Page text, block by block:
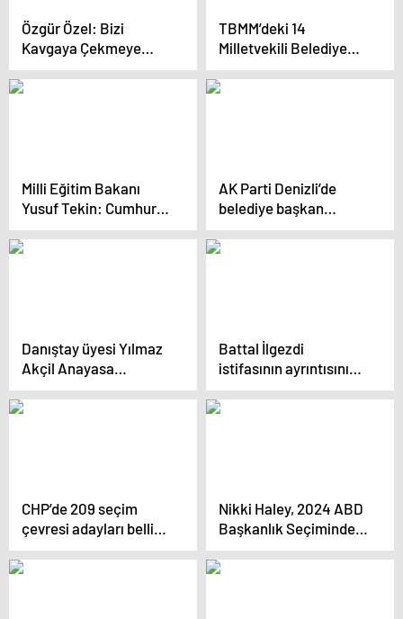
Özgür Özel: Bizi
Kavgaya Çekmeye
Çalışıyor, Erdoğan’ın
Düzeyine İnmemeye
TBMM’deki 14
Milletvekili Belediye
Başkan Adayı
Gösterildi
Milli Eğitim Bakanı
Yusuf Tekin: Cumhur
İttifakı Türkiye’nin
bekası teması üzerine
AK Parti Denizli’de
belediye başkan
adayları tanıtıldı
Danıştay üyesi Yılmaz
Akçil Anayasa
Mahkemesi üyeliğine
seçildi
Battal İlgezdi
istifasının ayrıntısını
paylaştı: “İmamoğlu
beni çağırdı”
CHP’de 209 seçim
çevresi adayları belli
oldu
Nikki Haley, 2024 ABD
Başkanlık Seçiminde
Donald Trump’ın Tek
Rakibi